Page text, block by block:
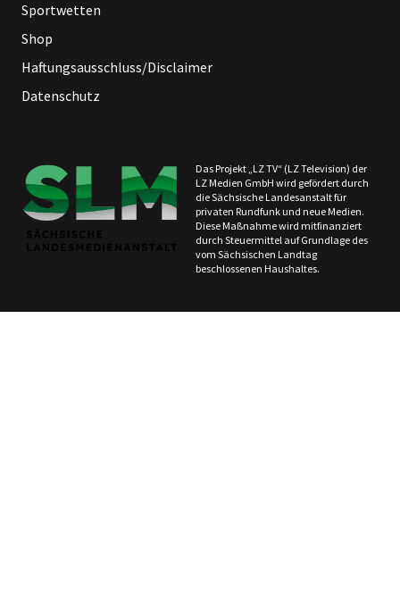
Sportwetten
Shop
Haftungsausschluss/Disclaimer
Datenschutz
Das Projekt „LZ TV“ (LZ Television) der
LZ Medien GmbH wird gefördert durch
die Sächsische Landesanstalt für
privaten Rundfunk und neue Medien.
Diese Maßnahme wird mitfinanziert
durch Steuermittel auf Grundlage des
vom Sächsischen Landtag
beschlossenen Haushaltes.